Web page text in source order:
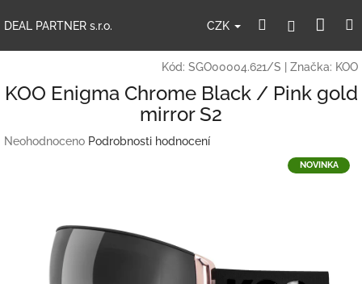
naDEAL PARTNER s.r.o. CZK HledatPřihlášení
Kód: SGO00004.621/S Značka: KOO
KOO Enigma Chrome Black / Pink gold
mirror S2
Průměrné
hvězdiček.
Neohodnoceno Podrobnosti hodnocení
NOVINKA